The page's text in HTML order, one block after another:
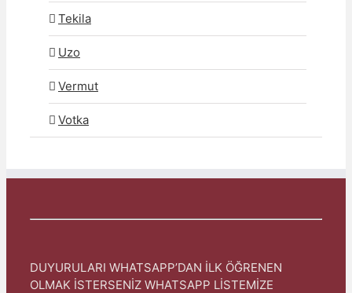
Tekila
Uzo
Vermut
Votka
DUYURULARI WHATSAPP’DAN İLK ÖĞRENEN
OLMAK İSTERSENİZ WHATSAPP LİSTEMİZE